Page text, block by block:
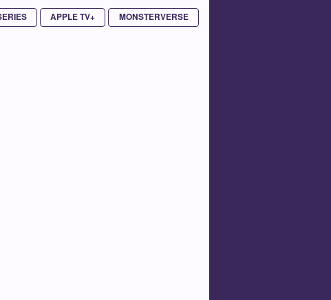
APPLE TV+ MONSTERVERSE